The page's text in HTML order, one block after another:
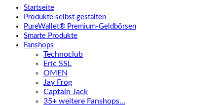
Startseite
Produkte selbst gestalten
PureWallet® Premium-Geldbörsen
Smarte Produkte
Fanshops
Technoclub
Eric SSL
OMEN
Jay Frog
Captain Jack
35+ weitere Fanshops…